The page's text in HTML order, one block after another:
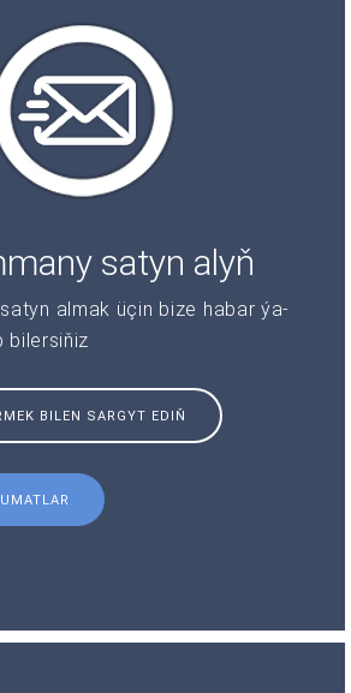
satyn alyň
almak üçin bize habar ýa-
bilersiňiz
BILEN SARGYT EDIŇ